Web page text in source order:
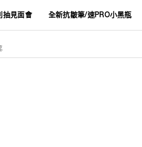
抽見面會​ 全新抗皺筆/速PRO小黑瓶